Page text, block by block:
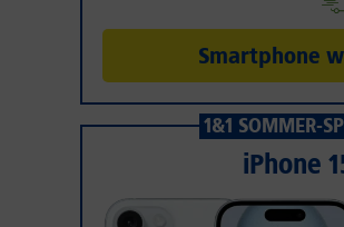
Smartphone
1&1 SOMMER-
iPhone